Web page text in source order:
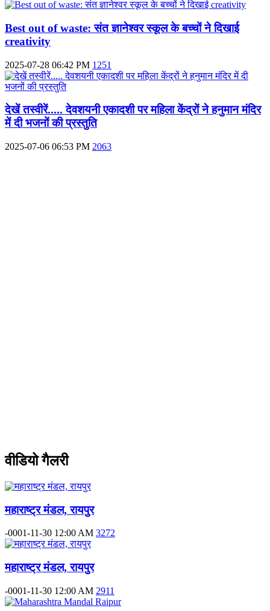
Best out of waste: संत ज्ञानेश्वर स्कूल के बच्चों ने दिखाई
creativity
2025-07-28 06:42 PM 1251
देखें तस्वीरें..... देवशयनी एकादशी पर महिला केंद्रों ने हनुमान मंदिर
में दी भजनों की प्रस्तुति
2025-07-06 06:53 PM 2063
वीडियो गैलरी
महाराष्ट्र मंडल, रायपुर
-0001-11-30 12:00 AM 3272
महाराष्ट्र मंडल, रायपुर
-0001-11-30 12:00 AM 2911